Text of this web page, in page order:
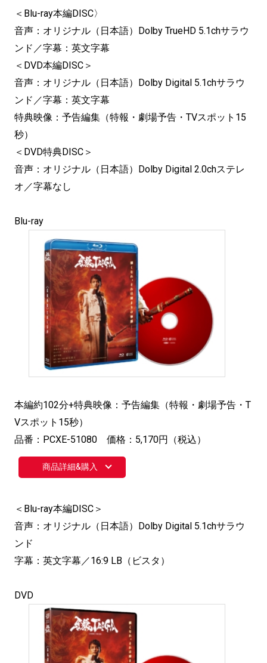
＜Blu-ray本編DISC〉
音声：オリジナル（日本語）Dolby TrueHD 5.1chサラウ
ンド／字幕：英文字幕
＜DVD本編DISC＞
音声：オリジナル（日本語）Dolby Digital 5.1chサラウ
ンド／字幕：英文字幕
特典映像：予告編集（特報・劇場予告・TVスポット15
秒）
＜DVD特典DISC＞
音声：オリジナル（日本語）Dolby Digital 2.0chステレ
オ／字幕なし
Blu-ray
本編約102分+特典映像：予告編集（特報・劇場予告・T
Vスポット15秒）
品番：PCXE-51080 価格：5,170円（税込）
商品詳細&購入
＜Blu-ray本編DISC＞
音声：オリジナル（日本語）Dolby Digital 5.1chサラウ
ンド
字幕：英文字幕／16:9 LB（ビスタ）
DVD